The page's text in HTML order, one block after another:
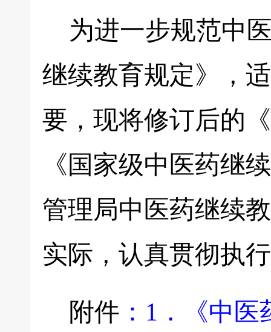
为进一步规范中
继续教育规定》，
要，现将修订后的
《国家级中医药继
管理局中医药继续
实际，认真贯彻执
附件 ：1 ．《中